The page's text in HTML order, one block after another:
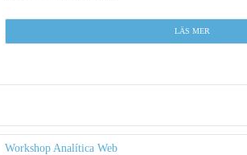
LÄS MER
Workshop Analítica Web